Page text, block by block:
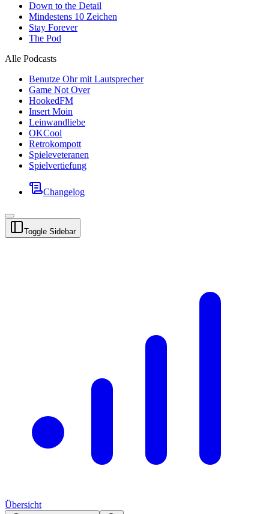
Down to the Detail
Mindestens 10 Zeichen
Stay Forever
The Pod
Alle Podcasts
Benutze Ohr mit Lautsprecher
Game Not Over
HookedFM
Insert Moin
Leinwandliebe
OKCool
Retrokompott
Spieleveteranen
Spielvertiefung
Changelog
Toggle Sidebar
Übersicht